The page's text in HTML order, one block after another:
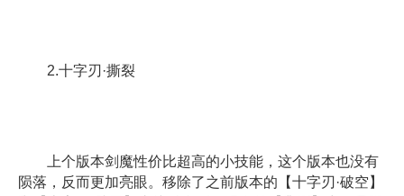
2.十字刃·撕裂
上个版本剑魔性价比超高的小技能，这个版本也没有
陨落，反而更加亮眼。移除了之前版本的【十字刃·破空】